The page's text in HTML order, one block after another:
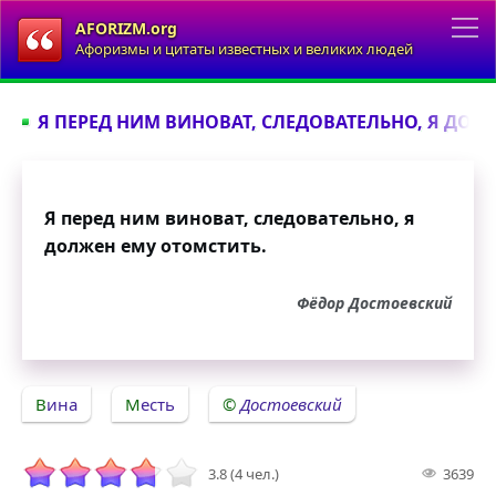
AFORIZM.org
Афоризмы и цитаты известных и великих людей
Я ПЕРЕД НИМ ВИНОВАТ, СЛЕДОВАТЕЛЬНО, Я
Я перед ним виноват, следовательно, я
должен ему отомстить.
Фёдор Достоевский
Вина Месть Достоевский
3.8 (4 чел.) 3639